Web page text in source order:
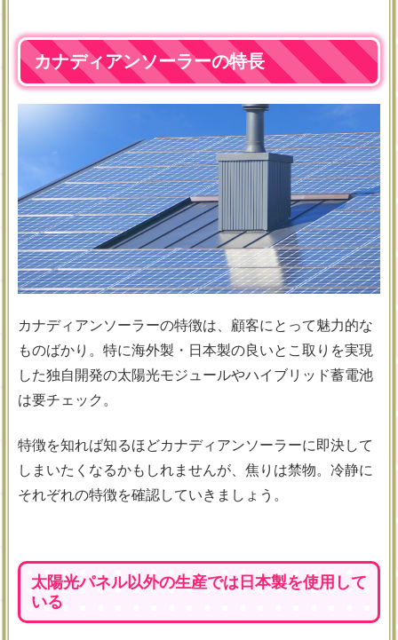
カナディアンソーラーの特長
カナディアンソーラーの特徴は、顧客にとって魅力的な
ものばかり。特に海外製・日本製の良いとこ取りを実現
した独自開発の太陽光モジュールやハイブリッド蓄電池
は要チェック。
特徴を知れば知るほどカナディアンソーラーに即決して
しまいたくなるかもしれませんが、焦りは禁物。冷静に
それぞれの特徴を確認していきましょう。
太陽光パネル以外の生産では日本製を使用して
いる